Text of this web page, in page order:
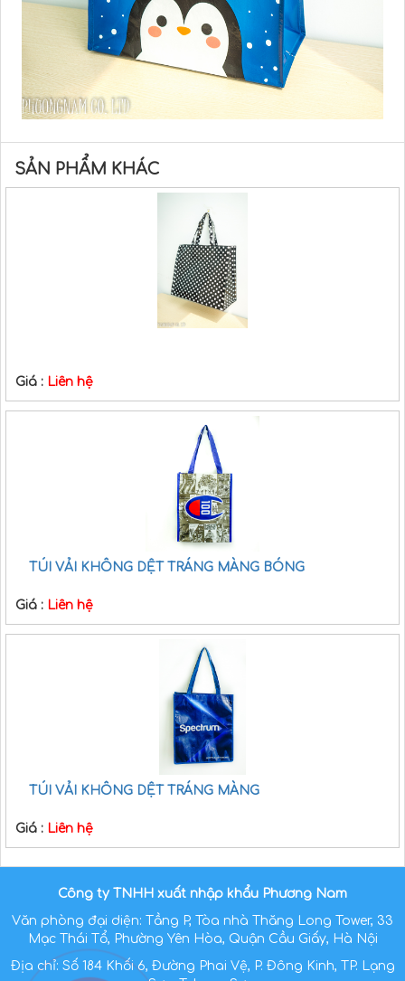
SẢN PHẨM KHÁC
Giá : Liên hệ
TÚI VẢI KHÔNG DỆT TRÁNG MÀNG BÓNG
Giá : Liên hệ
TÚI VẢI KHÔNG DỆT TRÁNG MÀNG
Giá : Liên hệ
Công ty TNHH xuất nhập khẩu Phương Nam
Văn phòng đại diện: Tầng P, Tòa nhà Thăng Long Tower, 33
Mạc Thái Tổ, Phường Yên Hòa, Quận Cầu Giấy, Hà Nội
Địa chỉ: Số 184 Khối 6, Đường Phai Vệ, P. Đông Kinh, TP. Lạng